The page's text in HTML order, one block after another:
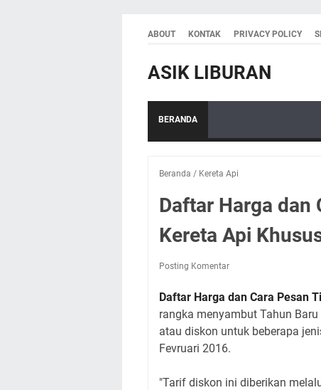
ABOUT KONTAK PRIVACY POLICY
ASIK LIBURAN
BERANDA
Beranda / Kereta Api
Daftar Harga dan
Kereta Api
Posting Komentar
Daftar Harga dan Cara Pesan
rangka menyambut Tahun
atau diskon untuk beberapa
Fevruari 2016.
"Tarif diskon ini diberikan